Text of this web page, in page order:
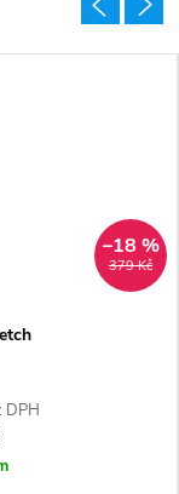
379 Kč
–18 %
DPH